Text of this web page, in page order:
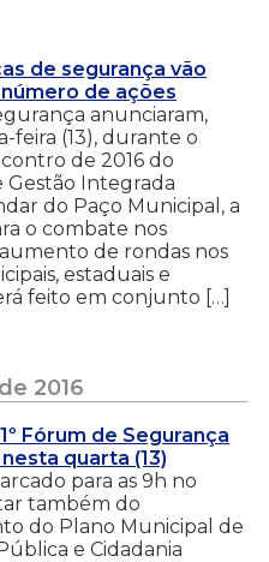
de segurança vão
de ações
anunciaram,
feira (13), durante o
de 2016 do
Gestão Integrada
do Paço Municipal, a
o combate nos
de rondas nos
estaduais e
feito em conjunto […]
2016
Fórum de Segurança
quarta (13)
para as 9h no
também do
do Plano Municipal de
e Cidadania